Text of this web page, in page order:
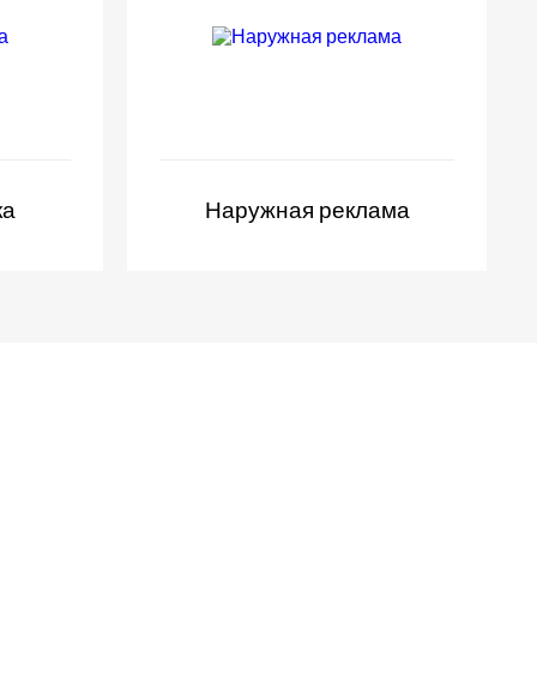
Наружная реклама